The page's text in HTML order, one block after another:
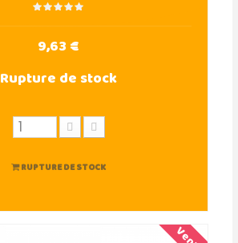
9,63 €
Rupture de stock
RUPTURE DE STOCK